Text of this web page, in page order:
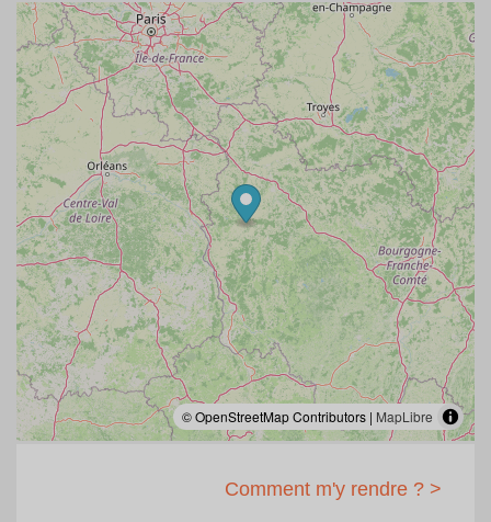
entièrement rénové avec goût et dans le respect de son
style unique. Sa cuisine, toute équipée et située en rez-
de-chaussée, est dans l’ancien cellier du château. La
maison dispose également au rez-de-chaussée de deux
grands salons confortables (dont un équipé d’une
grande télévision), d’une grande salle à manger baignée
de lumière et d’une buanderie.
Aux deuxièmes et troisièmes étages, la maison dispose
de 6 chambres à coucher et 5 salles de bains, toutes
refaites à neuf et chacune décorée avec goût, et d’une
mezzanine avec un billard français.
Située à quelques kilomètres à peine du village
historique de Saint Sauveur en Puisaye, en plein cœur
d’un village avec traiteur, dépôt de pain et aire de jeux, la
maison possède un grand jardin privatif de 2 000m2
entièrement clos de murs, dans lequel se trouve l’ancien
pigeonnier du château, ainsi qu’une terrasse ouverte.
Sa piscine privée, chauffée, de dimensions 3,5m sur 9m,
et sécurisée par un rideau électrique, en fait le cadre
© OpenStreetMap Contributors | MapLibre
Comment m'y rendre ? >